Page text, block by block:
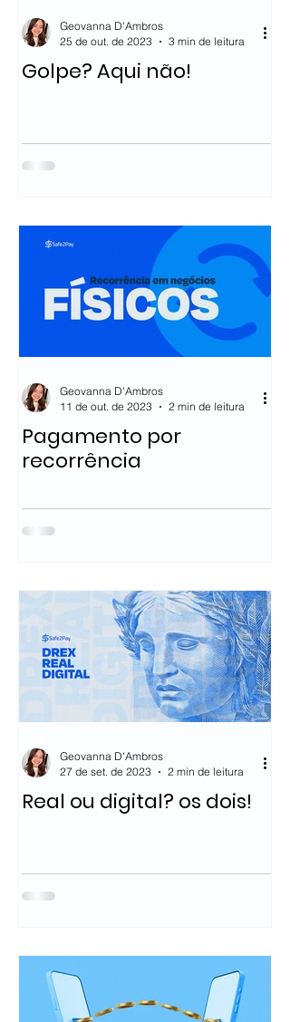
Golpe? Aqui não!
Geovanna D'Ambros
25 de out. de 2023
3 min de leitura
Pagamento por
recorrência
Geovanna D'Ambros
11 de out. de 2023
2 min de leitura
Real ou digital? os dois!
Geovanna D'Ambros
27 de set. de 2023
2 min de leitura